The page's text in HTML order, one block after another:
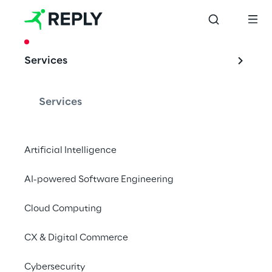
Services
Services
Artificial Intelligence
AI-powered Software Engineering
Cloud Computing
CX & Digital Commerce
Cybersecurity
Oracle Planning
and Budgeting
fogli Excel ad un
service su Oracle
DeA Capital Real Estate SGR ha scelto di